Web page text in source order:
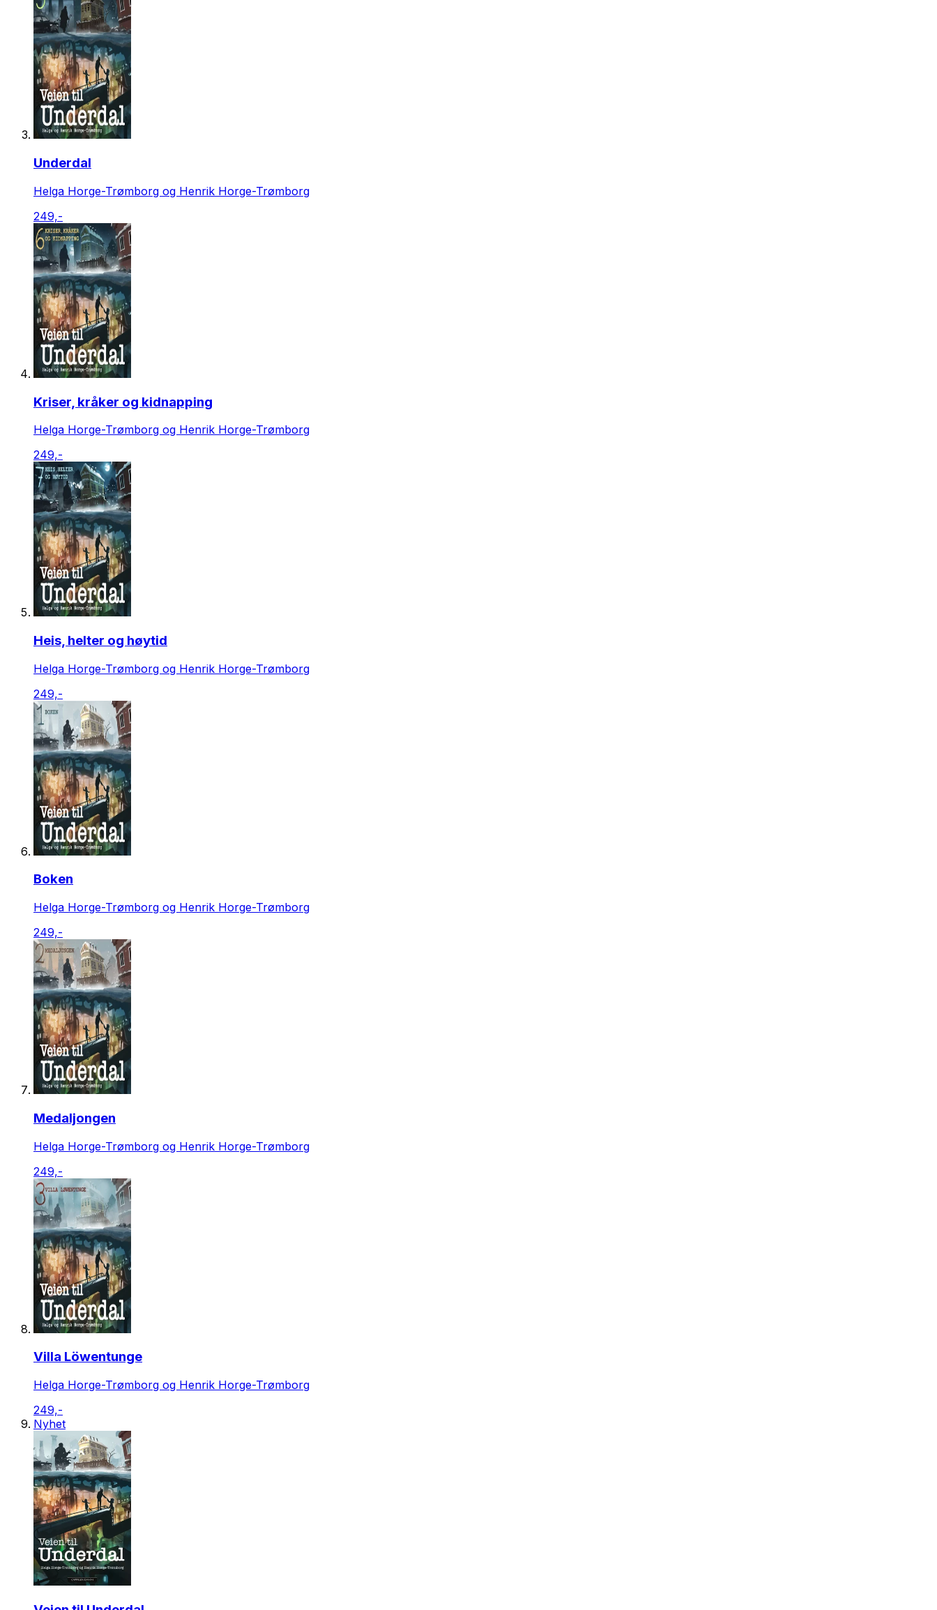
Underdal
Helga Horge-Trømborg og Henrik Horge-Trømborg
249,-
Kriser, kråker og kidnapping
Helga Horge-Trømborg og Henrik Horge-Trømborg
249,-
Heis, helter og høytid
Helga Horge-Trømborg og Henrik Horge-Trømborg
249,-
Boken
Helga Horge-Trømborg og Henrik Horge-Trømborg
249,-
Medaljongen
Helga Horge-Trømborg og Henrik Horge-Trømborg
249,-
Villa Löwentunge
Helga Horge-Trømborg og Henrik Horge-Trømborg
249,-
Nyhet